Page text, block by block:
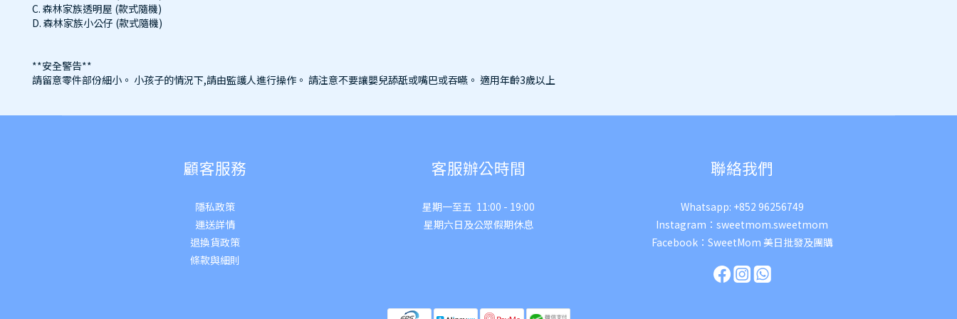
C. 森林家族透明屋 (款式隨機)
D. 森林家族小公仔 (款式隨機)
**安全警告**
請留意零件部份細小。 小孩子的情況下,請由監護人進行操作。 請注意不要讓嬰兒舔舐或嘴巴或吞嚥。 適用年齡3歲以上
顧客服務
隱私政策
運送詳情
退換貨政策
條款與細則
客服辦公時間
星期一至五 11:00 - 19:00
星期六日及公眾假期休息
聯絡我們
Whatsapp: +852 96256749
Instagram： sweetmom.sweetmom
Facebook： SweetMom 美日批發及團購